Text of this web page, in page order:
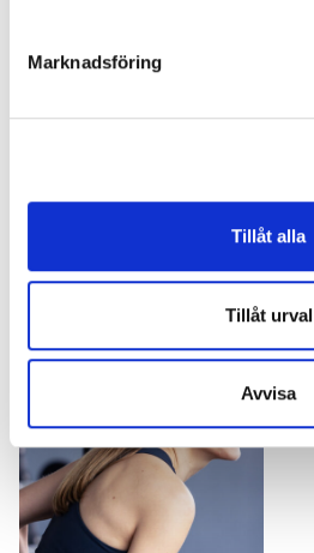
Marknadsföring
Tillåt alla
Tillåt urval
Avvisa
Lördag
Söndag